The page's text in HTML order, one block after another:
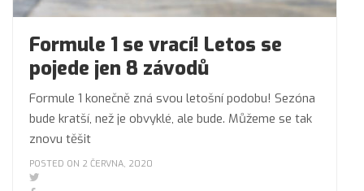
Formule 1 se vrací! Letos se
pojede jen 8 závodů
Formule 1 konečně zná svou letošní podobu! Sezóna
bude kratší, než je obvyklé, ale bude. Můžeme se tak
znovu těšit
POSTED ON 2 ČERVNA, 2020